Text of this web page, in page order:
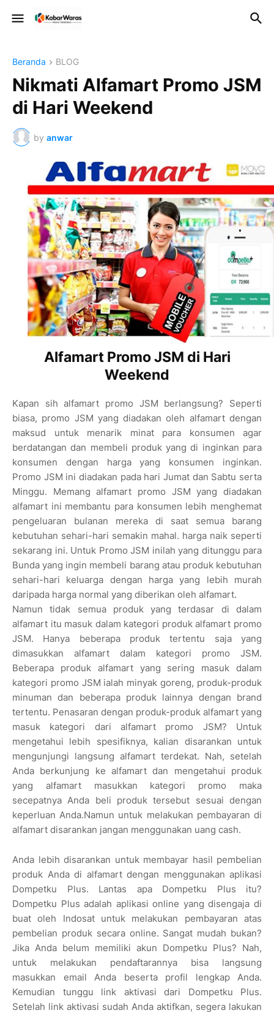
Beranda BLOG
Nikmati Alfamart Promo JSM
di Hari Weekend
by anwar
Alfamart Promo JSM di Hari
Weekend
Kapan sih alfamart promo JSM berlangsung? Seperti
biasa, promo JSM yang diadakan oleh alfamart dengan
maksud untuk menarik minat para konsumen agar
berdatangan dan membeli produk yang di inginkan para
konsumen dengan harga yang konsumen inginkan.
Promo JSM ini diadakan pada hari Jumat dan Sabtu serta
Minggu. Memang alfamart promo JSM yang diadakan
alfamart ini membantu para konsumen lebih menghemat
pengeluaran bulanan mereka di saat semua barang
kebutuhan sehari-hari semakin mahal. harga naik seperti
sekarang ini. Untuk Promo JSM inilah yang ditunggu para
Bunda yang ingin membeli barang atau produk kebutuhan
sehari-hari keluarga dengan harga yang lebih murah
daripada harga normal yang diberikan oleh alfamart.
Namun tidak semua produk yang terdasar di dalam
alfamart itu masuk dalam kategori produk alfamart promo
JSM. Hanya beberapa produk tertentu saja yang
dimasukkan alfamart dalam kategori promo JSM.
Beberapa produk alfamart yang sering masuk dalam
kategori promo JSM ialah minyak goreng, produk-produk
minuman dan beberapa produk lainnya dengan brand
tertentu. Penasaran dengan produk-produk alfamart yang
masuk kategori dari alfamart promo JSM? Untuk
mengetahui lebih spesifiknya, kalian disarankan untuk
mengunjungi langsung alfamart terdekat. Nah, setelah
Anda berkunjung ke alfamart dan mengetahui produk
yang alfamart masukkan kategori promo maka
secepatnya Anda beli produk tersebut sesuai dengan
keperluan Anda.Namun untuk melakukan pembayaran di
alfamart disarankan jangan menggunakan uang cash.
Anda lebih disarankan untuk membayar hasil pembelian
produk Anda di alfamart dengan menggunakan aplikasi
Dompetku Plus. Lantas apa Dompetku Plus itu?
Dompetku Plus adalah aplikasi online yang disengaja di
buat oleh Indosat untuk melakukan pembayaran atas
pembelian produk secara online. Sangat mudah bukan?
Jika Anda belum memiliki akun Dompetku Plus? Nah,
untuk melakukan pendaftarannya bisa langsung
masukkan email Anda beserta profil lengkap Anda.
Kemudian tunggu link aktivasi dari Dompetku Plus.
Setelah link aktivasi sudah Anda aktifkan, segera lakukan